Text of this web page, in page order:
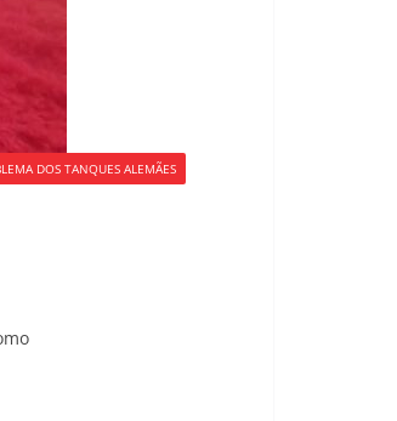
DOS TANQUES ALEMÃES